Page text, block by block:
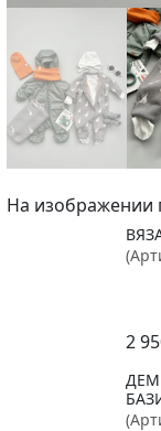
На изображении
2